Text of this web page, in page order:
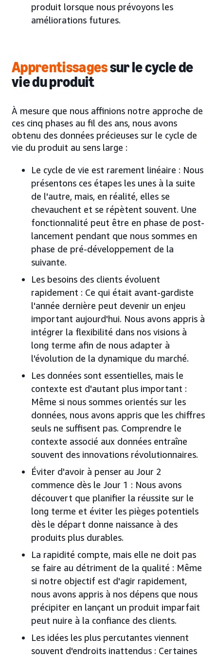
produit lorsque nous prévoyons les
améliorations futures.
Apprentissagessur le cycle de
vie du produit
À mesure que nous affinions notre approche de
ces cinq phases au fil des ans, nous avons
obtenu des données précieuses sur le cycle de
vie du produit au sens large :
Le cycle de vie est rarement linéaire : Nous
présentons ces étapes les unes à la suite
de l'autre, mais, en réalité, elles se
chevauchent et se répètent souvent. Une
fonctionnalité peut être en phase de post-
lancement pendant que nous sommes en
phase de pré-développement de la
suivante.
Les besoins des clients évoluent
rapidement : Ce qui était avant-gardiste
l'année dernière peut devenir un enjeu
important aujourd'hui. Nous avons appris à
intégrer la flexibilité dans nos visions à
long terme afin de nous adapter à
l'évolution de la dynamique du marché.
Les données sont essentielles, mais le
contexte est d'autant plus important :
Même si nous sommes orientés sur les
données, nous avons appris que les chiffres
seuls ne suffisent pas. Comprendre le
contexte associé aux données entraîne
souvent des innovations révolutionnaires.
Éviter d'avoir à penser au Jour 2
commence dès le Jour 1 : Nous avons
découvert que planifier la réussite sur le
long terme et éviter les pièges potentiels
dès le départ donne naissance à des
produits plus durables.
La rapidité compte, mais elle ne doit pas
se faire au détriment de la qualité : Même
si notre objectif est d'agir rapidement,
nous avons appris à nos dépens que nous
précipiter en lançant un produit imparfait
peut nuire à la confiance des clients.
Les idées les plus percutantes viennent
souvent d'endroits inattendus : Certaines